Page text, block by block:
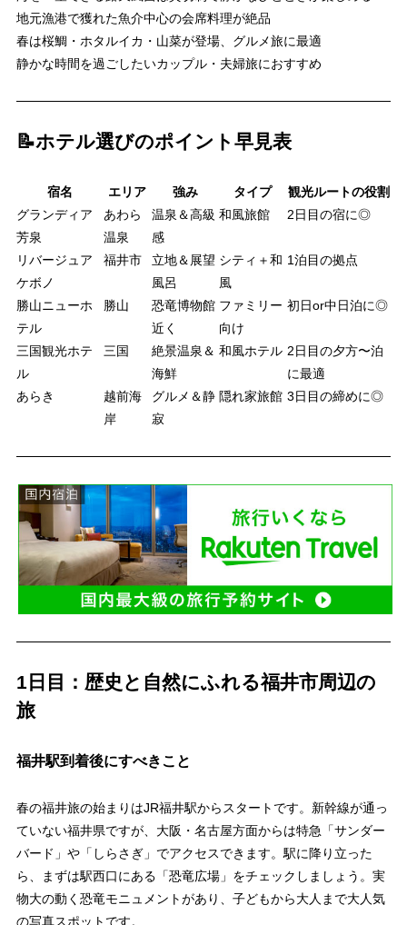
地元漁港で獲れた魚介中心の会席料理が絶品
春は桜鯛・ホタルイカ・山菜が登場、グルメ旅に最適
静かな時間を過ごしたいカップル・夫婦旅におすすめ
📝ホテル選びのポイント早見表
宿名 エリア 強み タイプ
観光ルートの役割
グランディア
芳泉
あわら
温泉
温泉＆高級
感
和風旅館 2日目の宿に◎
リバージュア
ケボノ
福井市
立地＆展望
風呂
シティ＋和
風
1泊目の拠点
勝山ニューホ
テル
勝山
恐竜博物館
近く
ファミリー
向け
初日or中日泊に◎
三国観光ホテ
ル
三国
絶景温泉＆
海鮮
和風ホテル 2日目の夕方〜泊
に最適
あらき
越前海
岸
グルメ＆静
寂
隠れ家旅館 3日目の締めに◎
1日目：歴史と自然にふれる福井市周辺の
旅
福井駅到着後にすべきこと
春の福井旅の始まりはJR福井駅からスタートです。新幹線が通っ
ていない福井県ですが、大阪・名古屋方面からは特急「サンダー
バード」や「しらさぎ」でアクセスできます。駅に降り立った
ら、まずは駅西口にある「恐竜広場」をチェックしましょう。実
物大の動く恐竜モニュメントがあり、子どもから大人まで大人気
の写真スポットです。